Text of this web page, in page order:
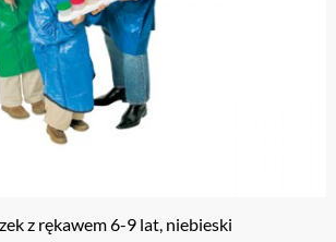
z rękawem 6-9 lat, niebieski